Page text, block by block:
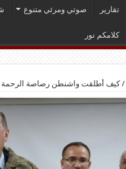
تقارير صوتي ومرئي متنوع
كلامكم نور
/ كيف أطلقت واشنطن رصاصة الرحمة